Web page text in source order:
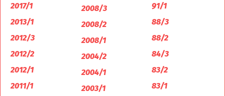
2017/1
2013/1
2012/3
2012/2
2012/1
2011/1
2008/3
2008/2
2008/1
2004/2
2004/1
2003/1
91/1
88/3
88/2
84/3
83/2
83/1